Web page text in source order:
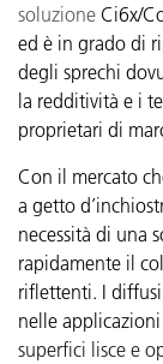
soluzione Ci6x/
ed è in grado di
degli sprechi
la redditività e i
proprietari di
Con il mercato
a getto
necessità di una
rapidamente il
riflettenti. I
nelle
superfici lisce e